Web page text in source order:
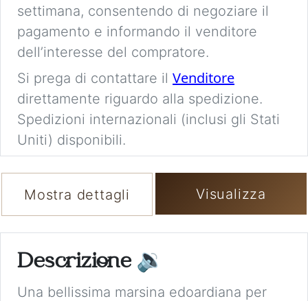
settimana, consentendo di negoziare il
pagamento e informando il venditore
dell’interesse del compratore.
Si prega di contattare il Venditore
direttamente riguardo alla spedizione.
Spedizioni internazionali (inclusi gli Stati
Uniti) disponibili.
Mostra dettagli Visualizza
Descrizione 🔉
Una bellissima marsina edoardiana per